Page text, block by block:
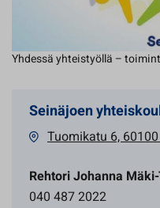
Yhdessä yhteistyöllä –
Seinäjoen
Tuomikatu 6,
Rehtori Johanna
040 487 2022